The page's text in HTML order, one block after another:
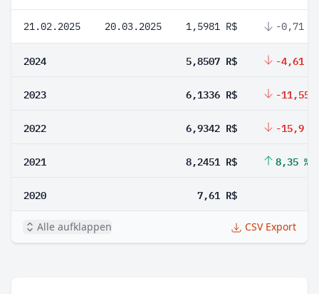
21.02.2025 20.03.2025 1,5981 R$ -0,71 %
2024 5,8507 R$ -4,61 %
2023 6,1336 R$ -11,55
2022 6,9342 R$ -15,9 %
2021 8,2451 R$ 8,35 %
2020 7,61 R$
Alle aufklappen CSV Export